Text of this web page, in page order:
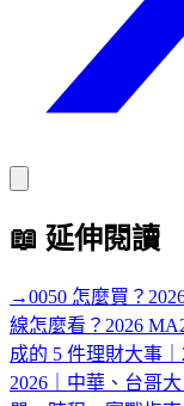
📖 延伸閱讀
→0050 怎麼買？
線怎麼看？2026
成的 5 件理財大事
2026｜中華、台哥